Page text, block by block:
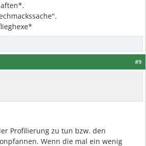
#9
Profilierung zu tun bzw. den
Wenn die mal ein wenig